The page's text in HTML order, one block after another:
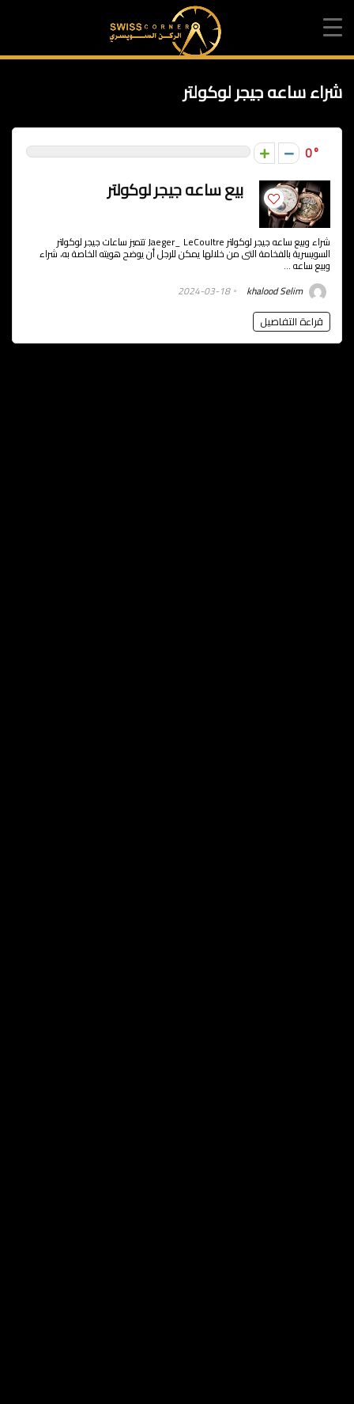
شراء ساعه جيجر لوكولتر
0
بيع ساعه جيجر لوكولتر
شراء وبيع ساعه جيجر لوكولتر Jaeger_ LeCoultre تتميز ساعات جيجر لوكولتر
السويسرية بالفخامة التى من خلالها يمكن للرجل أن يوضح هويته الخاصة به، شراء
وبيع ساعه ...
khalood Selim
2024-03-18
قراءة التفاصيل